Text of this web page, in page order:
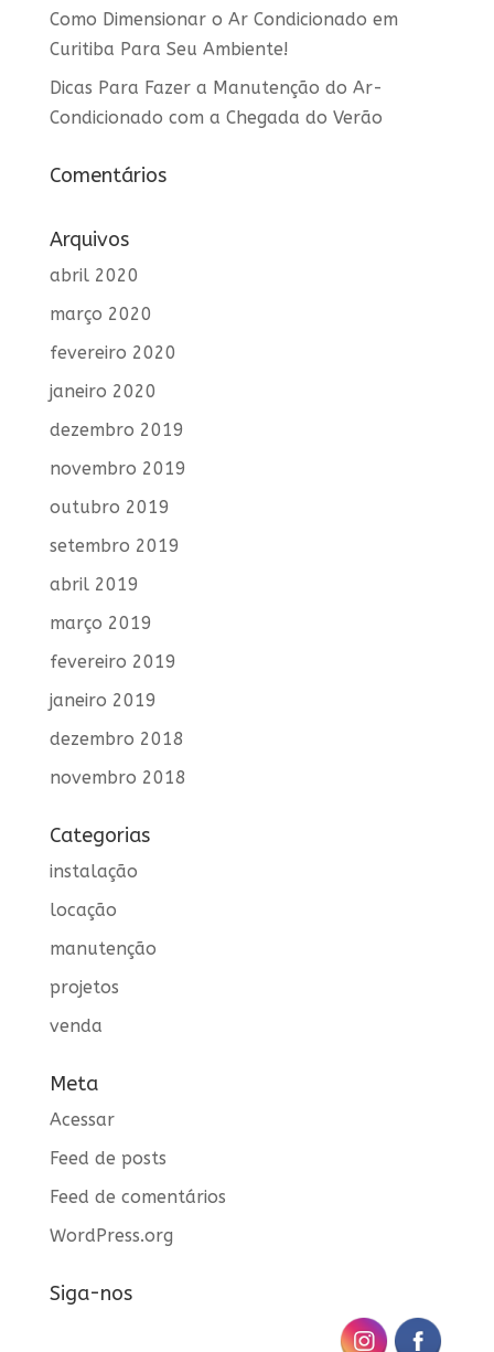
Como Dimensionar o Ar Condicionado em
Curitiba Para Seu Ambiente!
Dicas Para Fazer a Manutenção do Ar-
Condicionado com a Chegada do Verão
Comentários
Arquivos
abril 2020
março 2020
fevereiro 2020
janeiro 2020
dezembro 2019
novembro 2019
outubro 2019
setembro 2019
abril 2019
março 2019
fevereiro 2019
janeiro 2019
dezembro 2018
novembro 2018
Categorias
instalação
locação
manutenção
projetos
venda
Meta
Acessar
Feed de posts
Feed de comentários
WordPress.org
Siga-nos